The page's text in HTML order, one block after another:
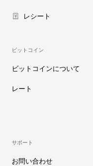
レシート
ビットコイン
ビットコインについて
レート
サポート
お問い合わせ